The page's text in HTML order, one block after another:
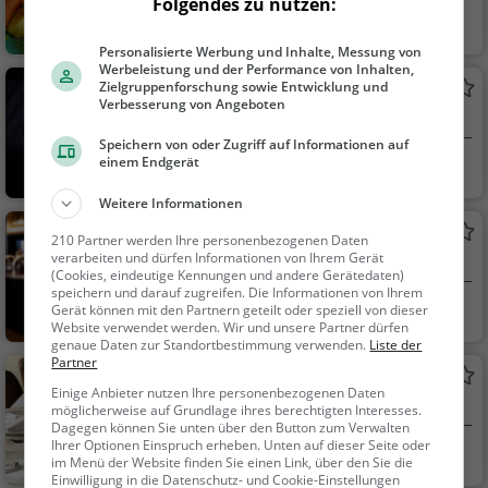
eich
o, Vegetarisch, Vega
n
Lemongrass
Asiatisches Restaurant in Hohenems
Hohenems, Österr
h
Bimbos Bar
Bar in Hohenems
Hohenems, Österr
eich
Bar, Bier, Wein, Sn
acks / Getränke
Restaurant in Diepoldsau
Diepoldsau, Schwe
iz
Restaurant, Aben
dessen, Mittagessen
Personalisierte Werbung und Inhalte, Messung von
Werbeleistung und der Performance von Inhalten,
Zielgruppenforschung sowie Entwicklung und
Verbesserung von Angeboten
Speichern von oder Zugriff auf Informationen auf
einem Endgerät
Weitere Informationen
210 Partner werden Ihre personenbezogenen Daten
verarbeiten und dürfen Informationen von Ihrem Gerät
(Cookies, eindeutige Kennungen und andere Gerätedaten)
speichern und darauf zugreifen. Die Informationen von Ihrem
Gerät können mit den Partnern geteilt oder speziell von dieser
Website verwendet werden. Wir und unsere Partner dürfen
genaue Daten zur Standortbestimmung verwenden. Liste der
Partner
Einige Anbieter nutzen Ihre personenbezogenen Daten
möglicherweise auf Grundlage ihres berechtigten Interesses.
Dagegen können Sie unten über den Button zum Verwalten
Ihrer Optionen Einspruch erheben. Unten auf dieser Seite oder
im Menü der Website finden Sie einen Link, über den Sie die
Einwilligung in die Datenschutz- und Cookie-Einstellungen